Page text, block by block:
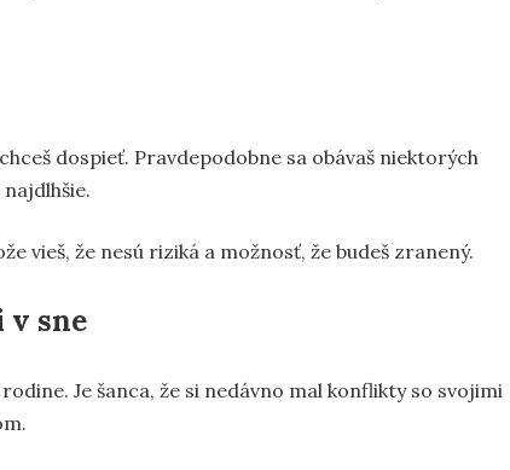
dospieť. Pravdepodobne sa obávaš niektorých
vieš, že nesú riziká a možnosť, že budeš zranený.
v sne
Je šanca, že si nedávno mal konflikty so svojimi